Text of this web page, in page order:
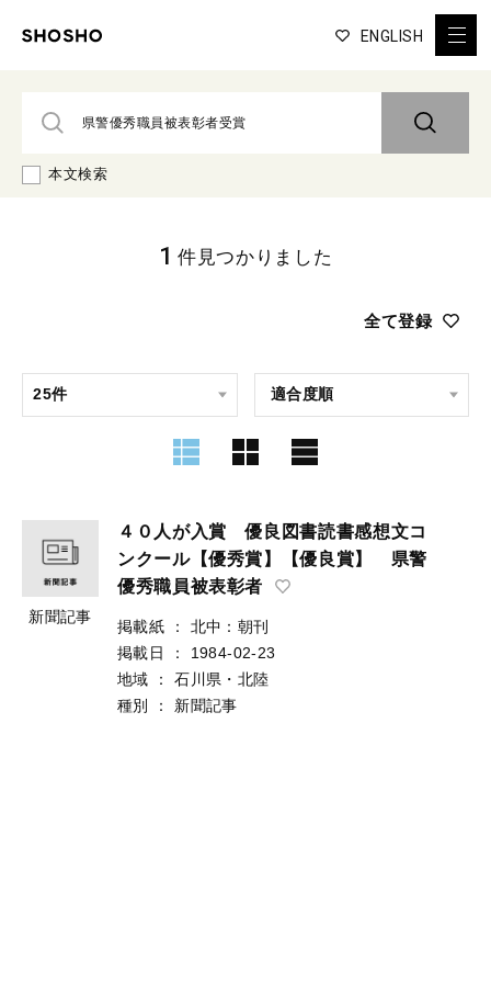
ENGLISH
本文検索
全て登録
1 件見つかりました
新聞記事
４０人が入賞 優良図書読書感想文コ
ンクール【優秀賞】【優良賞】 県警
優秀職員被表彰者
掲載紙 ：
北中：朝刊
掲載日
：
1984-02-23
地域
：
石川県・北陸
種別
： 新聞記事